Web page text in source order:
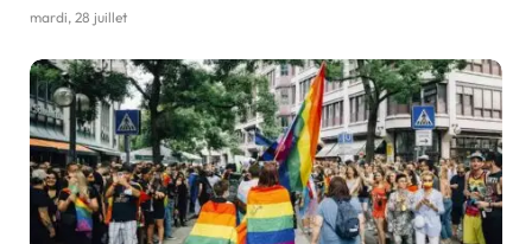
mardi, 28 juillet